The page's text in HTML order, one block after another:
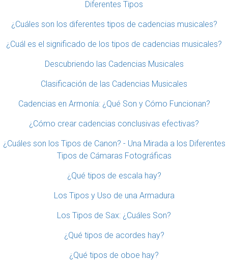
Diferentes Tipos
¿Cuáles son los diferentes tipos de cadencias musicales?
¿Cuál es el significado de los tipos de cadencias musicales?
Descubriendo las Cadencias Musicales
Clasificación de las Cadencias Musicales
Cadencias en Armonía: ¿Qué Son y Cómo Funcionan?
¿Cómo crear cadencias conclusivas efectivas?
¿Cuáles son los Tipos de Canon? - Una Mirada a los Diferentes
Tipos de Cámaras Fotográficas
¿Qué tipos de escala hay?
Los Tipos y Uso de una Armadura
Los Tipos de Sax: ¿Cuáles Son?
¿Qué tipos de acordes hay?
¿Qué tipos de oboe hay?